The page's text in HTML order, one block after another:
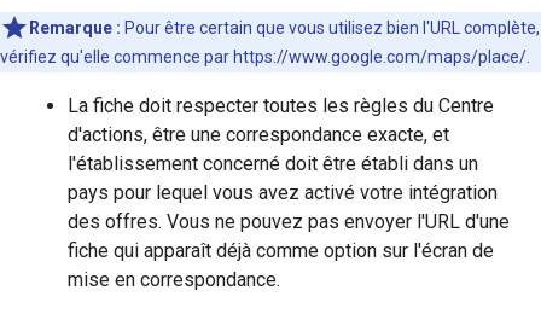
Remarque : Pour être certain que vous utilisez bien l'URL complète,
vérifiez qu'elle commence par https://www.google.com/maps/place/.
La fiche doit respecter toutes les règles du Centre
d'actions, être une correspondance exacte, et
l'établissement concerné doit être établi dans un
pays pour lequel vous avez activé votre intégration
des offres. Vous ne pouvez pas envoyer l'URL d'une
fiche qui apparaît déjà comme option sur l'écran de
mise en correspondance.